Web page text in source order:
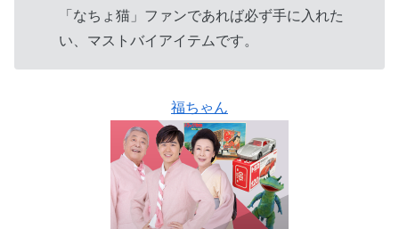
「なちょ猫」ファンであれば必ず手に入れた
い、マストバイアイテムです。
福ちゃん